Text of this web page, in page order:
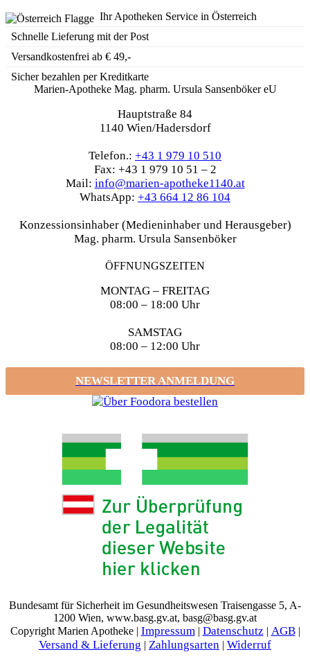
Ihr Apotheken Service in Österreich
Schnelle Lieferung mit der Post
Versandkostenfrei ab € 49,-
Sicher bezahlen per Kreditkarte
Marien-Apotheke Mag. pharm. Ursula Sansenböker eU
Hauptstraße 84
1140 Wien/Hadersdorf
Telefon.: +43 1 979 10 510
Fax: +43 1 979 10 51 – 2
Mail: info@marien-apotheke1140.at
WhatsApp: +43 664 12 86 104
Konzessionsinhaber (Medieninhaber und Herausgeber)
Mag. pharm. Ursula Sansenböker
ÖFFNUNGSZEITEN
MONTAG – FREITAG
08:00 – 18:00 Uhr
SAMSTAG
08:00 – 12:00 Uhr
NEWSLETTER ANMELDUNG
Bundesamt für Sicherheit im Gesundheitswesen Traisengasse 5, A-
1200 Wien, www.basg.gv.at, basg@basg.gv.at
Copyright Marien Apotheke | Impressum | Datenschutz | AGB|
Versand & Lieferung | Zahlungsarten | Widerruf